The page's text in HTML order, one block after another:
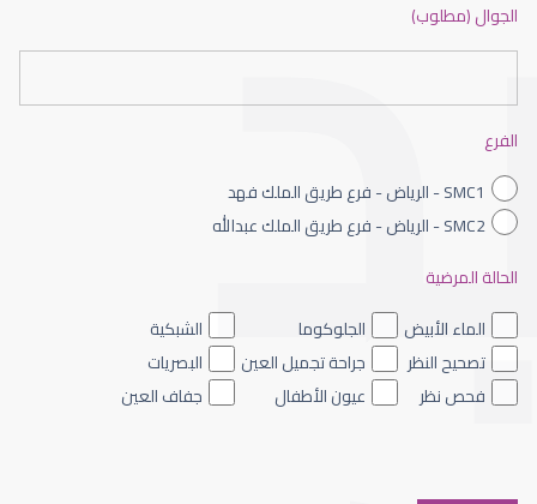
ضعف نظر الاطفال
ضعف نظر العين اليسرى
الجوال (مطلوب)
الفرع
SMC1 - الرياض - فرع طريق الملك فهد
SMC2 - الرياض - فرع طريق الملك عبدالله
الحالة المرضية
الماء الأبيض
الجلوكوما
الشبكية
تصحيح النظر
جراحة تجميل العين
البصريات
فحص نظر
عيون الأطفال جفاف العين